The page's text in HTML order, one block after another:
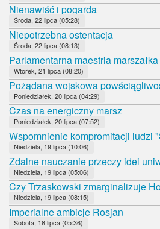
Nienawiść i pogarda
Środa, 22 lipca (05:28)
Niepotrzebna ostentacja
Środa, 22 lipca (08:13)
Parlamentarna maestria
Wtorek, 21 lipca (08:20)
Pożądana wojskowa
Poniedziałek, 20 lipca (04:29)
Czas na energiczny marsz
Poniedziałek, 20 lipca (07:52)
Wspomnienie kompromitacji ludzi
Niedziela, 19 lipca (10:06)
Zdalne nauczanie przeczy idei
Niedziela, 19 lipca (05:06)
Czy Trzaskowski zmarginalizuje
Niedziela, 19 lipca (08:15)
Imperialne ambicje Rosjan
Sobota, 18 lipca (05:36)